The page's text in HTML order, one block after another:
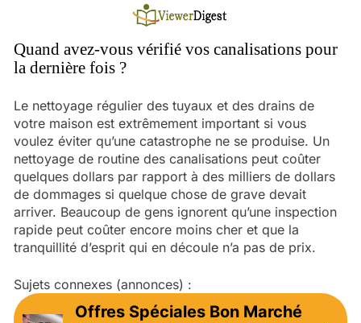
content
Quand avez-vous vérifié vos canalisations pour
la dernière fois ?
Le nettoyage régulier des tuyaux et des drains de
votre maison est extrêmement important si vous
voulez éviter qu’une catastrophe ne se produise. Un
nettoyage de routine des canalisations peut coûter
quelques dollars par rapport à des milliers de dollars
de dommages si quelque chose de grave devait
arriver. Beaucoup de gens ignorent qu’une inspection
rapide peut coûter encore moins cher et que la
tranquillité d’esprit qui en découle n’a pas de prix.
Sujets connexes (annonces) :
Offres Spéciales Bon Marché